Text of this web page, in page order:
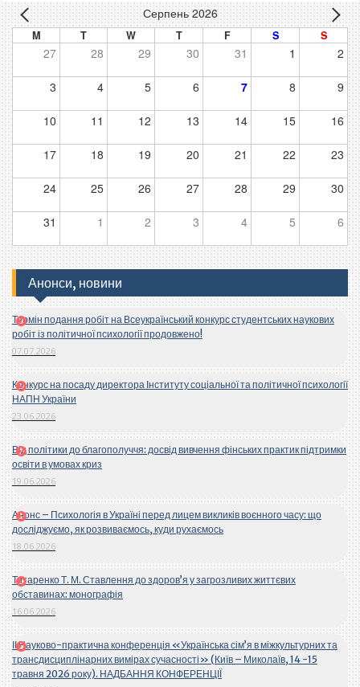
Серпень 2026
M T W T F S S
27 28 29 30 31 1 2
3 4 5 6 7 8 9
10 11 12 13 14 15 16
17 18 19 20 21 22 23
24 25 26 27 28 29 30
31 1 2 3 4 5 6
Анонси, новини
Термін подання робіт на Всеукраїнський конкурс студентських наукових
робіт із політичної психології продовжено!
07.07.2026
Конкурс на посаду директора Інституту соціальної та політичної психології
НАПН України
23.06.2026
Від політики до благополуччя: досвід вивчення фінських практик підтримки
освіти в умовах криз
19.06.2026
Анонс – Психологія в Україні перед лицем викликів воєнного часу: що
досліджуємо, як розвиваємось, куди рухаємось
18.06.2026
Титаренко Т. М. Ставлення до здоров’я у загрозливих життєвих
обставинах: монографія
16.06.2026
ІІ Науково-практична конференція «Українська сім’я в міжкультурних та
трансдисциплінарних вимірах сучасності» (Київ – Миколаїв, 14 -15
травня 2026 року). НАДБАННЯ КОНФЕРЕНЦІЇ